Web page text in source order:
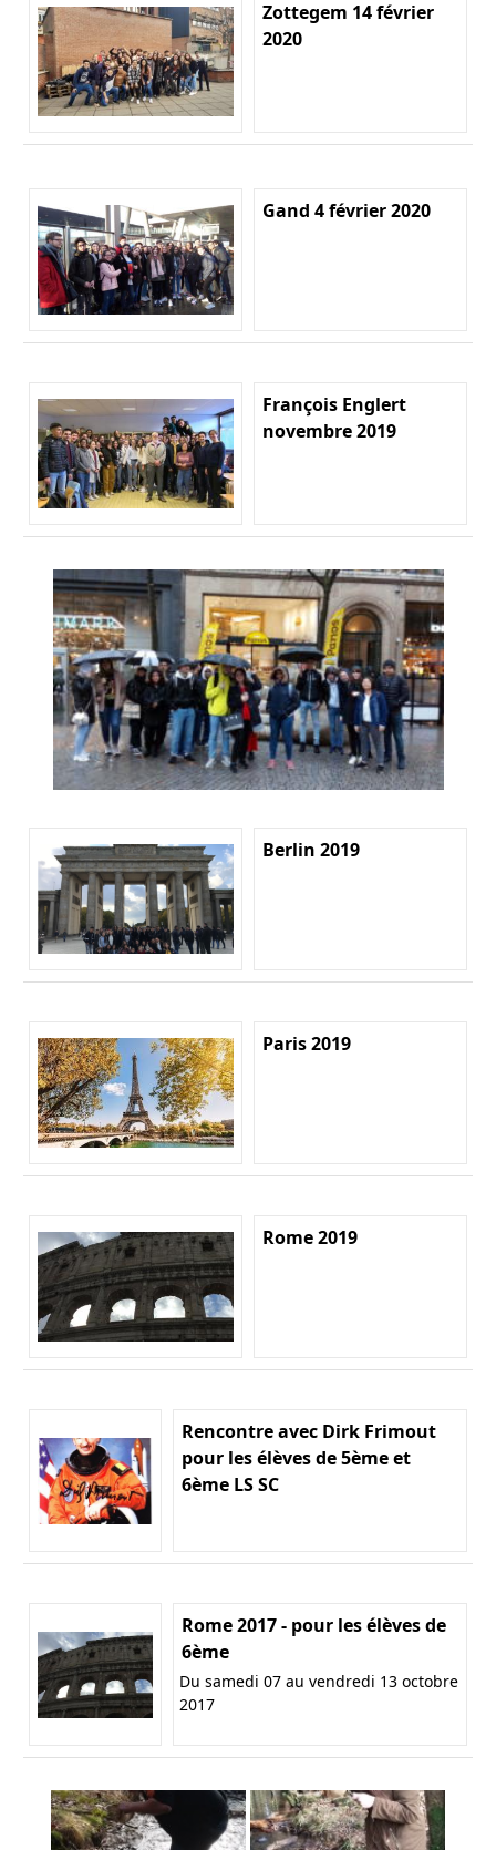
Zottegem 14 février
2020
Gand 4 février 2020
François Englert
novembre 2019
Berlin 2019
Paris 2019
Rome 2019
Rencontre avec Dirk Frimout
pour les élèves de 5ème et
6ème LS SC
Rome 2017 - pour les élèves de
6ème
Du samedi 07 au vendredi 13 octobre
2017